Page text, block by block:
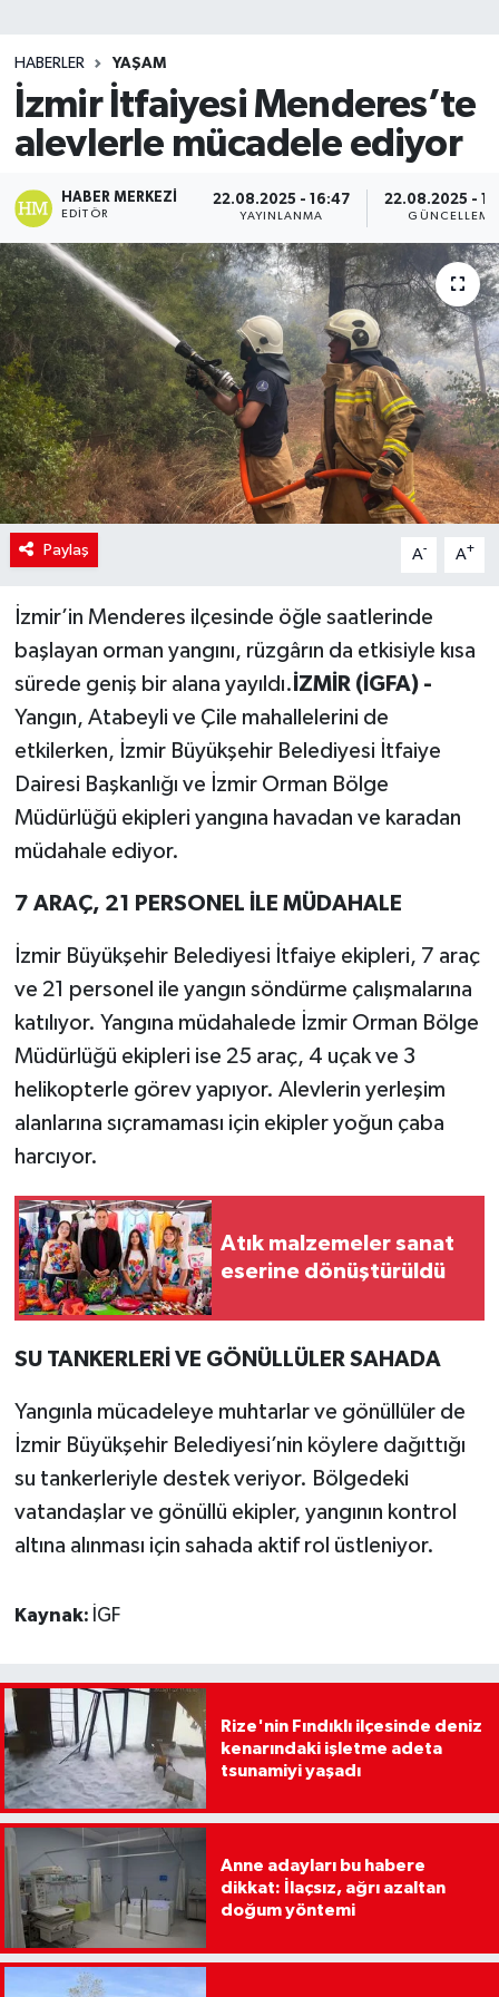
HABERLER YAŞAM
İzmir İtfaiyesi Menderes’te
alevlerle mücadele ediyor
HABER MERKEZI
EDITÖR
22.08.2025 - 16:47
YAYINLANMA
22.08.2025 -
GÜNCELLEME
Paylaş A- A+
İzmir’in Menderes ilçesinde öğle saatlerinde
başlayan orman yangını, rüzgârın da etkisiyle kısa
sürede geniş bir alana yayıldı. İZMİR (İGFA) -
Yangın, Atabeyli ve Çile mahallelerini de
etkilerken, İzmir Büyükşehir Belediyesi İtfaiye
Dairesi Başkanlığı ve İzmir Orman Bölge
Müdürlüğü ekipleri yangına havadan ve karadan
müdahale ediyor.
7 ARAÇ, 21 PERSONEL İLE MÜDAHALE
İzmir Büyükşehir Belediyesi İtfaiye ekipleri, 7 araç
ve 21 personel ile yangın söndürme çalışmalarına
katılıyor. Yangına müdahalede İzmir Orman Bölge
Müdürlüğü ekipleri ise 25 araç, 4 uçak ve 3
helikopterle görev yapıyor. Alevlerin yerleşim
alanlarına sıçramaması için ekipler yoğun çaba
harcıyor.
Atık malzemeler sanat
eserine dönüştürüldü
SU TANKERLERİ VE GÖNÜLLÜLER SAHADA
Yangınla mücadeleye muhtarlar ve gönüllüler de
İzmir Büyükşehir Belediyesi’nin köylere dağıttığı
su tankerleriyle destek veriyor. Bölgedeki
vatandaşlar ve gönüllü ekipler, yangının kontrol
altına alınması için sahada aktif rol üstleniyor.
Kaynak: İGF
Rize'nin Fındıklı ilçesinde deniz
kenarındaki işletme adeta
tsunamiyi yaşadı
Anne adayları bu habere
dikkat: İlaçsız, ağrı azaltan
doğum yöntemi
Teknoloji
TRABZON
TRABZONSPOR
Yaşam